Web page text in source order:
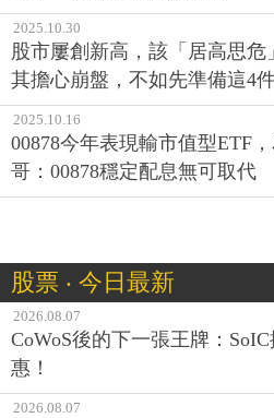
2025.10.30
股市屢創新高，該「居高思
其擔心崩盤，不如先準備這4
2025.10.16
00878今年表現輸市值型ETF
哥：00878穩定配息無可取代
股票 ‧ 今日最新
2026.08.07
CoWoS後的下一張王牌：
惠！
2026.08.07